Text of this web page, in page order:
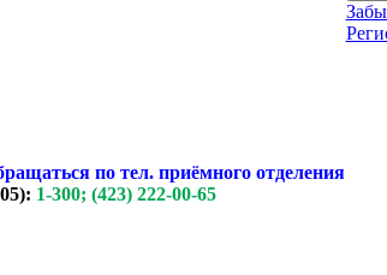
по тел. приёмного отделения
1-300; (423) 222-00-65